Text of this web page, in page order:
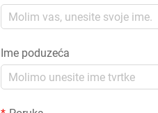
Ime poduzeća